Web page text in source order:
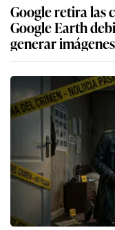
Google retira las
Google Earth
generar